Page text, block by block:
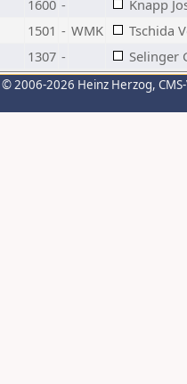
1600 -
Knapp
1501 - WMK
Tschida
1307 - Selinger
© 2006-2026 Heinz Herzog,